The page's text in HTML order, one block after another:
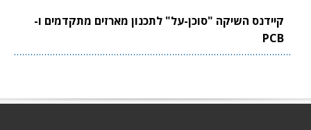
קיידנס השיקה "סוכן-על" לתכנון מארזים מתקדמים ו-
PCB